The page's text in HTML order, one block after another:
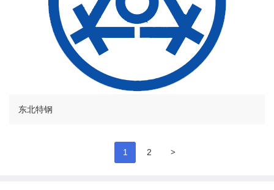
东北特钢
1 2 >